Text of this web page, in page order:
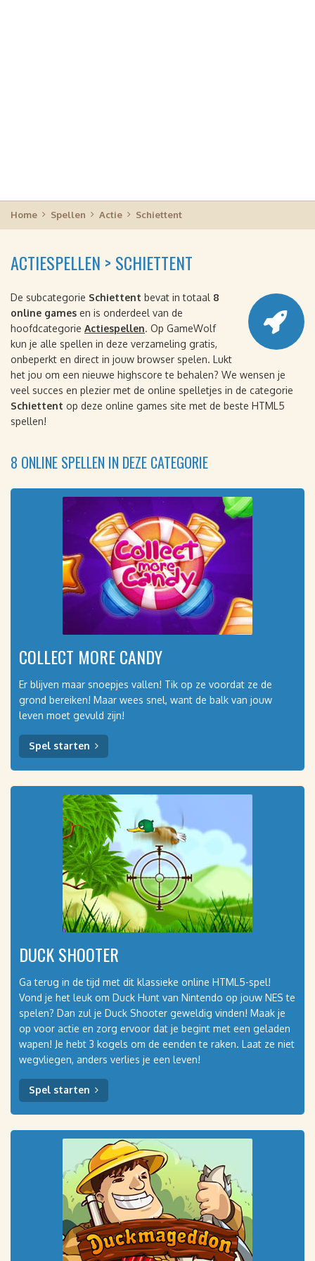
Home Spellen Actie Schiettent
ACTIESPELLEN > SCHIETTENT
De subcategorie Schiettent bevat in totaal 8
online games en is onderdeel van de
hoofdcategorie Actiespellen. Op GameWolf
kun je alle spellen in deze verzameling gratis,
onbeperkt en direct in jouw browser spelen. Lukt
het jou om een nieuwe highscore te behalen? We wensen je
veel succes en plezier met de online spelletjes in de categorie
Schiettent op deze online games site met de beste HTML5
spellen!
8 ONLINE SPELLEN IN DEZE CATEGORIE
COLLECT MORE CANDY
Er blijven maar snoepjes vallen! Tik op ze voordat ze de
grond bereiken! Maar wees snel, want de balk van jouw
leven moet gevuld zijn!
Spel starten
DUCK SHOOTER
Ga terug in de tijd met dit klassieke online HTML5-spel!
Vond je het leuk om Duck Hunt van Nintendo op jouw NES te
spelen? Dan zul je Duck Shooter geweldig vinden! Maak je
op voor actie en zorg ervoor dat je begint met een geladen
wapen! Je hebt 3 kogels om de eenden te raken. Laat ze niet
wegvliegen, anders verlies je een leven!
Spel starten